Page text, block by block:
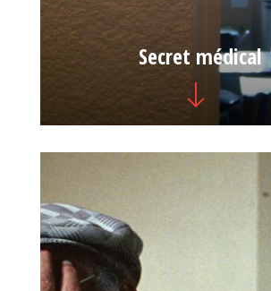
Secret médical